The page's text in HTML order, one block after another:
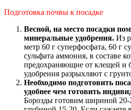
Подготовка почвы к посадке
Весной, на место посадки
минеральные удобрения. Из
метр 60 г суперфосфата, 60 г
сульфата аммония, в составе
предохраняющие от клещей и
удобрения разрыхляют с
Необходимо подготовить
удобнее чем готовить
Борозды готовим шириной 20-